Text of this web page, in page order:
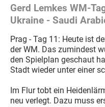
Gerd Lemkes WM-
Ukraine - Saudi
Prag - Tag 11: Heute ist
der WM. Das zumindest
den Spielplan geschaut
Stadt wieder unter einer
Im Flur tobt ein
neu verlegt. Dazu muss